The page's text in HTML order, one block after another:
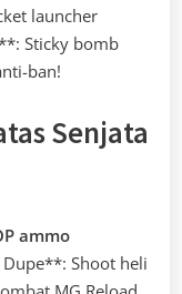
launcher
Sticky bomb
ban!
Senjata
ammo
Shoot heli